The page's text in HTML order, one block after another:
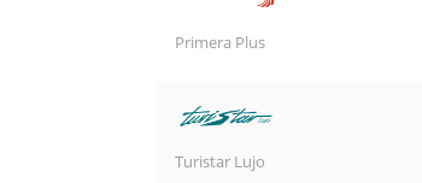
Primera Plus
Turistar Lujo